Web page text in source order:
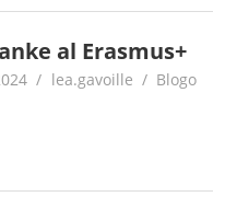
al Erasmus+
lea.gavoille Blogo